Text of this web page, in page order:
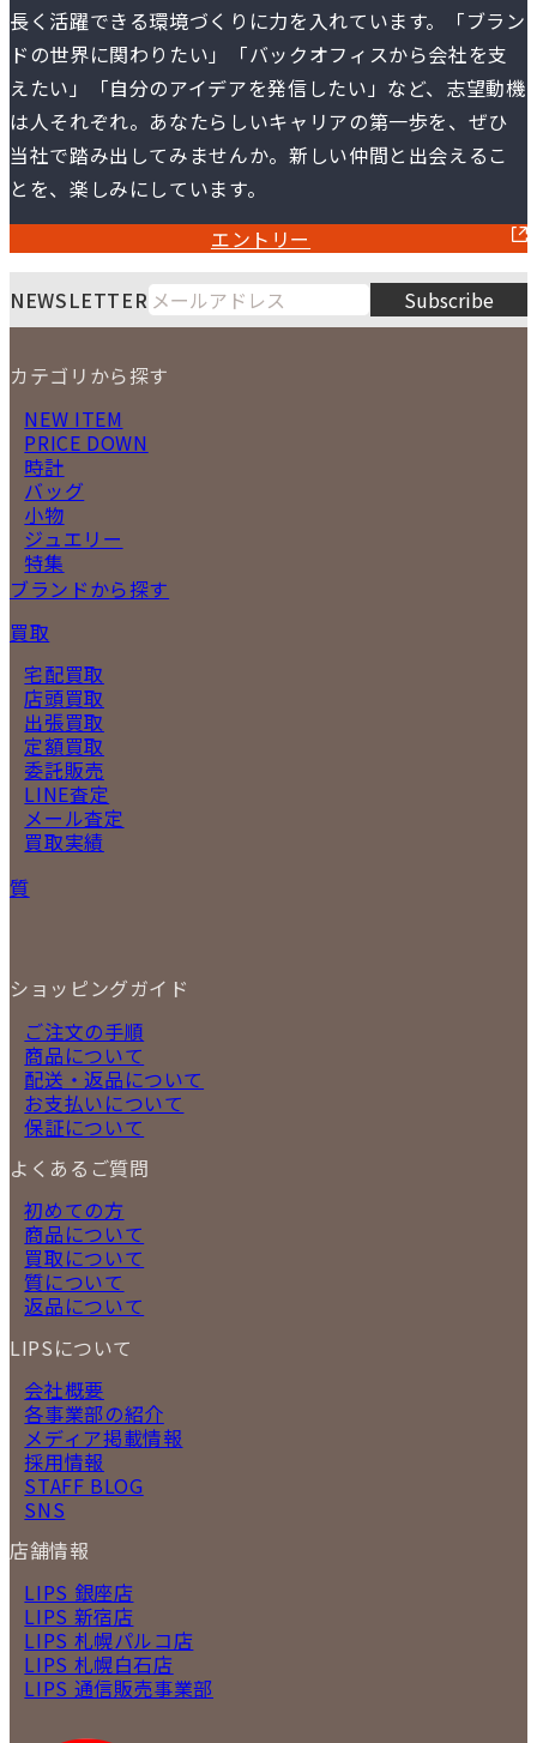
長く活躍できる環境づくりに力を入れています。
「ブラン
ドの世界に関わりたい」「バックオフィスから会社を支
えたい」「自分のアイデアを発信したい」など、 志望動機
は人それぞれ。あなたらしいキャリアの第一歩を、ぜひ
当社で踏み出してみませんか。 新しい仲間と出会えるこ
とを、楽しみにしています。
エントリー
NEWSLETTER Subscribe
カテゴリから探す
NEW ITEM
PRICE DOWN
時計
バッグ
小物
ジュエリー
特集
ブランドから探す
買取
宅配買取
店頭買取
出張買取
定額買取
委託販売
LINE査定
メール査定
買取実績
質
ショッピングガイド
ご注文の手順
商品について
配送・返品について
お支払いについて
保証について
よくあるご質問
初めての方
商品について
買取について
質について
返品について
LIPSについて
会社概要
各事業部の紹介
メディア掲載情報
採用情報
STAFF BLOG
SNS
店舗情報
LIPS 銀座店
LIPS 新宿店
LIPS 札幌パルコ店
LIPS 札幌白石店
LIPS 通信販売事業部